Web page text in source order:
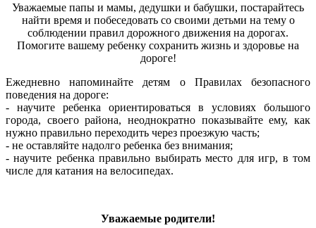
Уважаемые папы и мамы, дедушки и бабушки, постарайтесь
найти время и побеседовать со своими детьми на тему о
соблюдении правил дорожного движения на дорогах.
Помогите вашему ребенку сохранить жизнь и здоровье на
дороге!
Ежедневно напоминайте детям о Правилах безопасного
поведения на дороге:
- научите ребенка ориентироваться в условиях большого
города, своего района, неоднократно показывайте ему, как
нужно правильно переходить через проезжую часть;
- не оставляйте надолго ребенка без внимания;
- научите ребенка правильно выбирать место для игр, в том
числе для катания на велосипедах.
Уважаемые родители!